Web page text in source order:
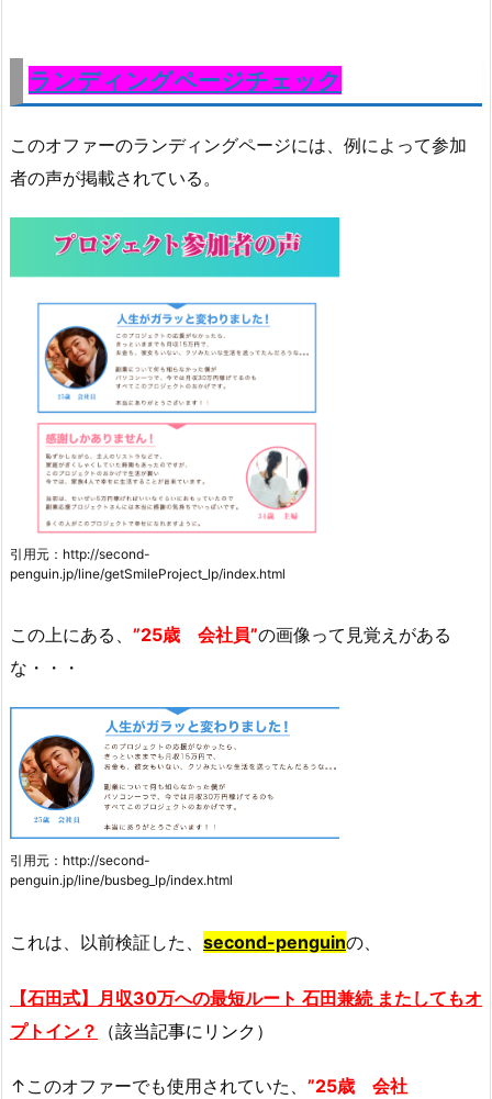
ランディングページチェック
このオファーのランディングページには、例によって参加
者の声が掲載されている。
引用元：http://second-
penguin.jp/line/getSmileProject_lp/index.html
この上にある、 ”25歳 会社員”の画像って見覚えがある
な・・・
引用元：http://second-
penguin.jp/line/busbeg_lp/index.html
これは、以前検証した、 second-penguinの、
【石田式】月収30万への最短ルート 石田兼続 またしてもオ
プトイン？
（該当記事にリンク）
↑このオファーでも使用されていた、 ”25歳 会社